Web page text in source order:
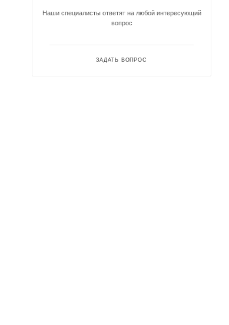
Наши специалисты ответят на любой интересующий
вопрос
ЗАДАТЬ ВОПРОС